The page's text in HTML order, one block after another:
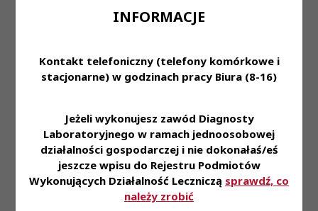
INFORMACJE
Kontakt telefoniczny (telefony komórkowe i
stacjonarne) w godzinach pracy Biura (8-16)
Jeżeli wykonujesz zawód Diagnosty
Laboratoryjnego w ramach jednoosobowej
działalności gospodarczej i nie dokonałaś/eś
jeszcze wpisu do Rejestru Podmiotów
Wykonujących Działalność Leczniczą sprawdź, co
należy zrobić
• Pracują w laboratoriach z najnowszą technologią.
specjalizacji. • Korzystają z pakietu benefitów m.in:
karty multisport, karty medicoversport, opieki
medycznej, grupowego ubezpieczenia, zniżek na
badania laboratoryjne, kursów językowych on-line.
• Biorą udział w rekrutacjach wewnętrznych i
programie poleceń pracowniczych.